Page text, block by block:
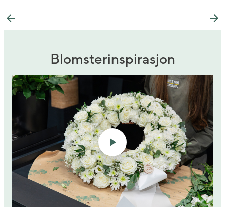
Previous
Blomsterinspirasjon